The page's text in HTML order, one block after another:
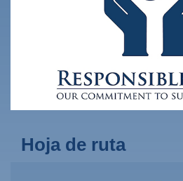
Hoja de ruta